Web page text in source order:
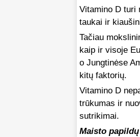
Vitamino D turi
taukai ir
Tačiau
kaip ir visoje
o Jungtinėse
kitų faktorių.
Vitamino D
trūkumas ir
sutrikimai.
Maisto